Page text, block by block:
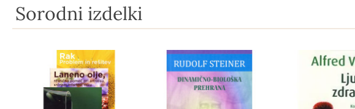
Sorodni izdelki